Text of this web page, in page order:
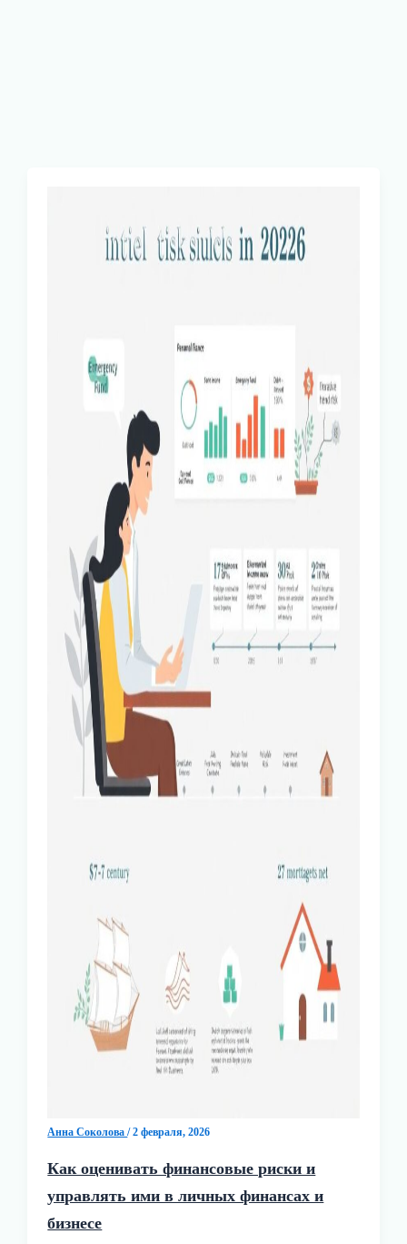
Анна Соколова/2 февраля, 2026
Как оценивать финансовые риски и
управлять ими в личных финансах и
бизнесе